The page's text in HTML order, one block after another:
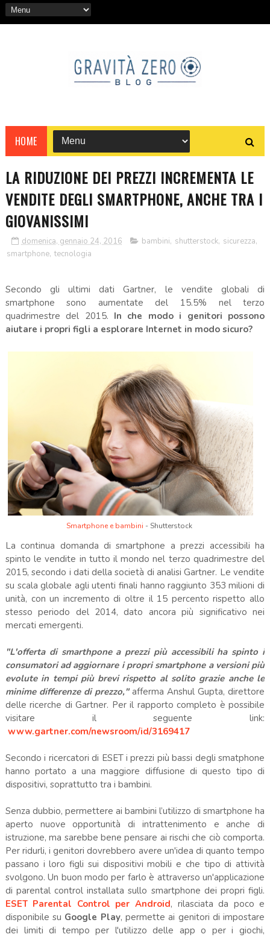
HOME
LA RIDUZIONE DEI PREZZI INCREMENTA LE
VENDITE DEGLI SMARTPHONE, ANCHE TRA I
GIOVANISSIMI
domenica, gennaio 24, 2016 bambini, shutterstock, sicurezza,
smartphone, tecnologia
Secondo gli ultimi dati Gartner, le vendite globali di
smartphone sono aumentate del 15.5% nel terzo
quadrimestre del 2015. In che modo i genitori possono
aiutare i propri figli a esplorare Internet in modo sicuro?
Smartphone e bambini - Shutterstock
La continua domanda di smartphone a prezzi accessibili ha
spinto le vendite in tutto il mondo nel terzo quadrimestre del
2015, secondo i dati della società di analisi Gartner. Le vendite
su scala globale agli utenti finali hanno raggiunto 353 milioni di
unità, con un incremento di oltre il 15 percento rispetto allo
stesso periodo del 2014, dato ancora più significativo nei
mercati emergenti.
"L'offerta di smarthpone a prezzi più accessibili ha spinto i
consumatori ad aggiornare i propri smartphone a versioni più
evolute in tempi più brevi rispetto al solito grazie anche le
minime differenze di prezzo,"afferma Anshul Gupta, direttore
delle ricerche di Gartner. Per il rapporto completo è possibile
visitare il seguente link:
www.gartner.com/newsroom/id/3169417
Secondo i ricercatori di ESET i prezzi più bassi degli smatphone
hanno portato a una maggiore diffusione di questo tipo di
dispositivi, soprattutto tra i bambini.
Senza dubbio, permettere ai bambini l’utilizzo di smartphone ha
aperto nuove opportunità di intrattenimento e anche di
istruzione, ma sarebbe bene pensare ai rischi che ciò comporta.
Per ridurli, i genitori dovrebbero avere un'idea di quanto tempo
passano i loro figli sui dispositivi mobili e che tipo di attività
svolgono. Un buon modo per farlo è attraverso un'applicazione
di parental control installata sullo smartphone dei propri figli.
ESET Parental Control per Android, rilasciata da poco e
disponibile su Google Play, permette ai genitori di impostare
dei limiti di tempo per l'utilizzo delle app o per i giochi,